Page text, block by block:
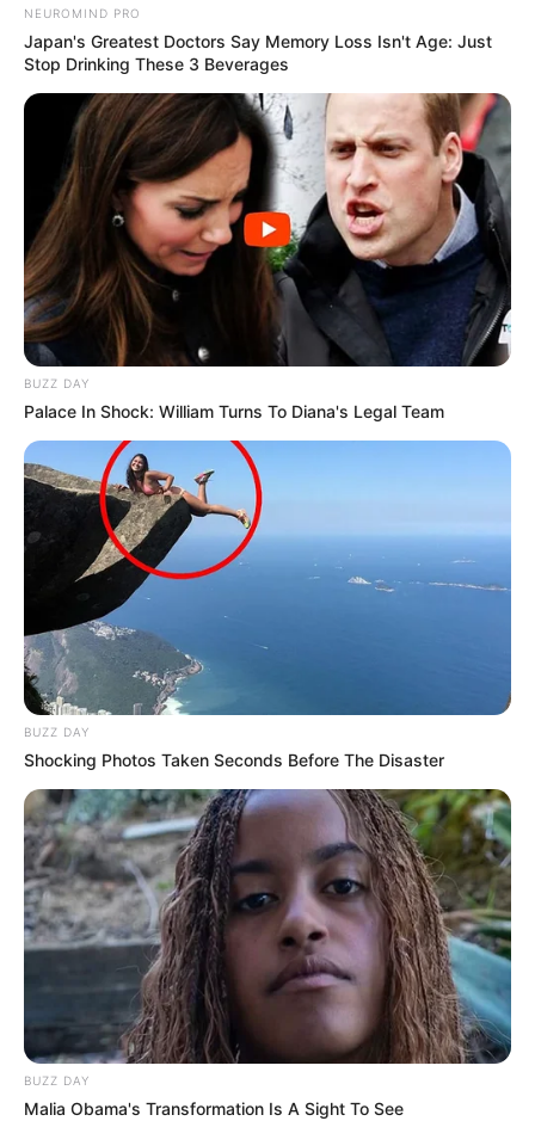
NEUROMIND PRO
Japan's Greatest Doctors Say Memory Loss Isn't Age: Just
Stop Drinking These 3 Beverages
BUZZ DAY
Palace In Shock: William Turns To Diana's Legal Team
BUZZ DAY
Shocking Photos Taken Seconds Before The Disaster
BUZZ DAY
Malia Obama's Transformation Is A Sight To See